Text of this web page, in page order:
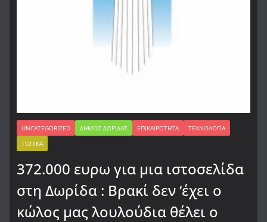
UNCATEGORIZED ΔΉΜΟΣ ΔΩΡΊΔΑΣ ΕΠΙΚΑΙΡΌΤΗΤΑ
ΤΕΧΝΟΛΟΓΊΑ
ΤΟΠΙΚΆ
372.000 ευρω για μια ιστοσελίδα
στη Δωρίδα : Βρακί δεν ‘έχει ο
κώλος μας λουλούδια θέλει ο